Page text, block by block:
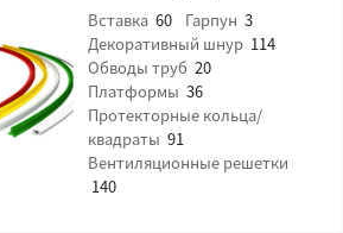
Вставка 60 Гарпун 3
Декоративный шнур 114
Обводы труб 20
Платформы 36
Протекторные кольца/
квадраты 91
Вентиляционные решетки
140